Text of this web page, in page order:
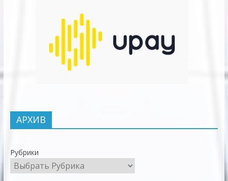
АРХИВ
Рубрики